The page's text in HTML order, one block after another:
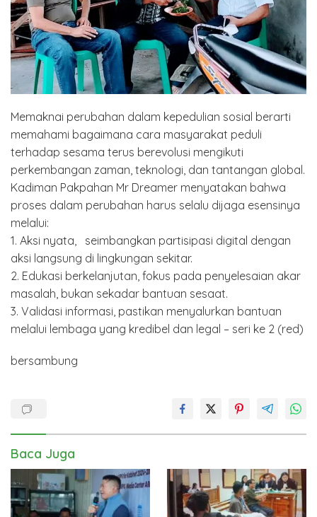
Memaknai perubahan dalam kepedulian sosial berarti
memahami bagaimana cara masyarakat peduli
terhadap sesama terus berevolusi mengikuti
perkembangan zaman, teknologi, dan tantangan global.
Kadiman Pakpahan Mr Dreamer menyatakan bahwa
proses dalam perubahan harus selalu dijaga esensinya
melalui:
1. Aksi nyata, seimbangkan partisipasi digital dengan
aksi langsung di lingkungan sekitar.
2. Edukasi berkelanjutan, fokus pada penyelesaian akar
masalah, bukan sekadar bantuan sesaat.
3. Validasi informasi, pastikan menyalurkan bantuan
melalui lembaga yang kredibel dan legal – seri ke 2 (red)
bersambung
Baca Juga